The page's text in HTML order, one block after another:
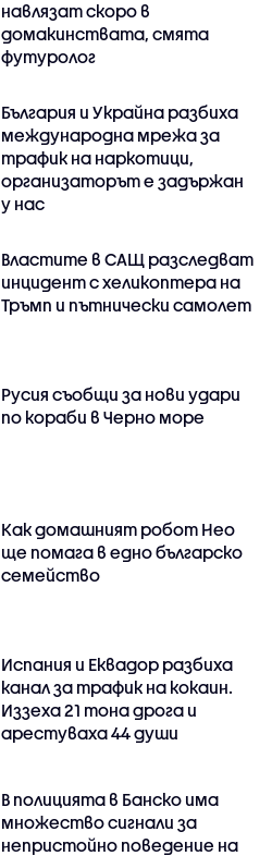
навлязат скоро в
домакинствата, смята
футуролог
България и Украйна разбиха
международна мрежа за
трафик на наркотици,
организаторът е задържан
у нас
Властите в САЩ разследват
инцидент с хеликоптера на
Тръмп и пътнически самолет
Русия съобщи за нови удари
по кораби в Черно море
Как домашният робот Нео
ще помага в едно българско
семейство
Испания и Еквадор разбиха
канал за трафик на кокаин.
Иззеха 21 тона дрога и
арестуваха 44 души
В полицията в Банско има
множество сигнали за
непристойно поведение на